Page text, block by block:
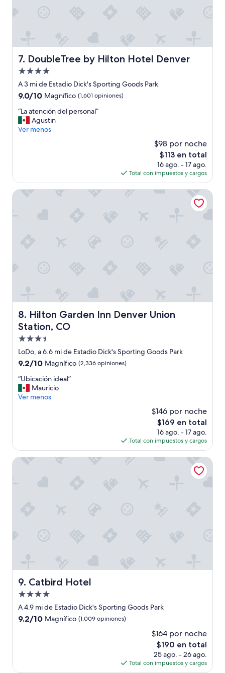
7. DoubleTree by Hilton Hotel Denver
DoubleTree by Hilton Hotel Denver
Propiedad
de
4.0
A 3 mi de Estadio Dick's Sporting Goods Park
9.0
10,
Magnífico,
(1,601
9.0/10 Magnífico (1,601 opiniones)
“
L
a
i
ó
l
”
“La atención del personal”
Agustin
Ver menos
$98 por noche
El
precio
actual
es
de
$113 en total
16 ago. - 17 ago.
Total con impuestos y cargos
8. Hilton Garden Inn Denver Union
Station, CO
Hilton Garden Inn Denver Union Station, CO
Propiedad
de
3.5
LoDo, a 6.6 mi de Estadio Dick's Sporting Goods Park
9.2
10,
Magnífico,
(2,336
9.2/10 Magnífico (2,336 opiniones)
“
U
b
ó
n
“Ubicación ideal”
Mauricio
Ver menos
$146 por noche
El
precio
actual
es
de
$169 en total
16 ago. - 17 ago.
Total con impuestos y cargos
Hilton Garden Inn Denver Union Station, CO
9. Catbird Hotel
Catbird Hotel
Propiedad
de
4.0
A 4.9 mi de Estadio Dick's Sporting Goods Park
9.2
9.2/10 Magnífico (1,009 opiniones)
$164 por noche
El
precio
actual
es
$190 en total
25 ago. - 26 ago.
Total con impuestos y cargos
Catbird Hotel